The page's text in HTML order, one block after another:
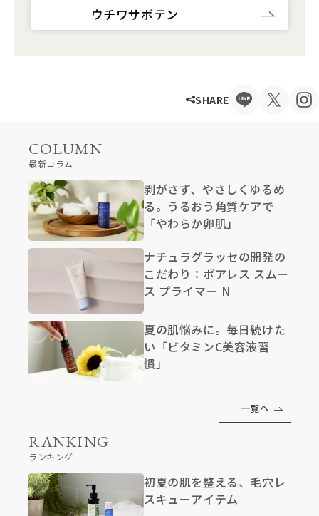
SHARE
COLUMN
最新コラム
剥がさず、やさしくゆるめ
る。うるおう角質ケアで
「やわらか卵肌」
ナチュラグラッセの開発の
こだわり：ポアレス スムー
ス プライマー N
夏の肌悩みに。毎日続けた
い「ビタミンC美容液習
慣」
一覧へ
RANKING
ランキング
初夏の肌を整える、毛穴レ
スキューアイテム